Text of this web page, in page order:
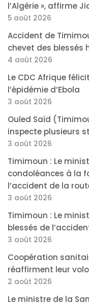
l’Algérie », affirme
5 août 2026
Accident de
chevet des blessés
4 août 2026
Le CDC Afrique
l’épidémie d’Ebola
3 août 2026
Ouled Saïd
inspecte plusieurs
3 août 2026
Timimoun : Le
condoléances à la
l’accident de la
3 août 2026
Timimoun : Le
blessés de
3 août 2026
Coopération
réaffirment leur
2 août 2026
Le ministre de la